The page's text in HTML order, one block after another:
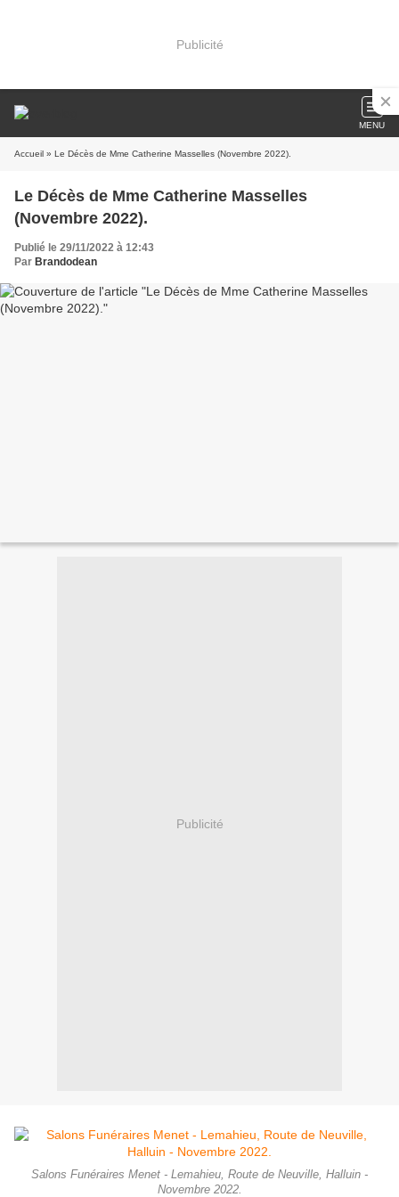
Publicité
MENU
Accueil » Le Décès de Mme Catherine Masselles (Novembre 2022).
Le Décès de Mme Catherine Masselles
(Novembre 2022).
Publié le 29/11/2022 à 12:43
Par Brandodean
Publicité
Salons Funéraires Menet - Lemahieu, Route de Neuville, Halluin -
Novembre 2022.